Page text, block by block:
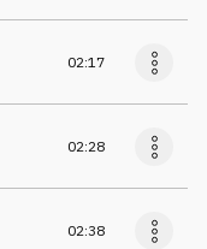
02:17
02:28
02:38